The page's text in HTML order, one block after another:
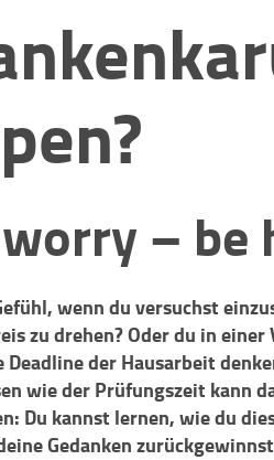
– be
wenn du versuchst
zu drehen? Oder du in
der Hausarbeit
wie der Prüfungszeit kann
Du kannst lernen, wie du
Gedanken